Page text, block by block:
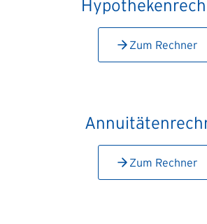
Zum Rechner
Zum Rechner